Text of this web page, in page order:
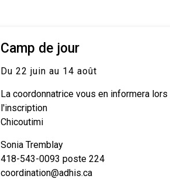
Camp de jour
Du 22 juin au 14 août
La coordonnatrice vous en informera lors
l'inscription
Chicoutimi
Sonia Tremblay
418-543-0093 poste 224
coordination@adhis.ca